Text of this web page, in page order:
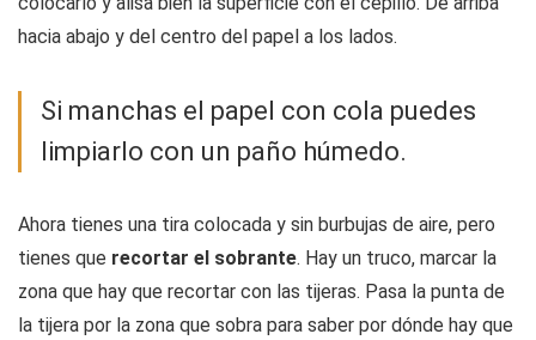
hacia abajo y del centro del papel a los lados.
Si manchas el papel con cola puedes
limpiarlo con un paño húmedo.
Ahora tienes una tira colocada y sin burbujas de aire, pero
tienes que recortar el sobrante. Hay un truco, marcar la
zona que hay que recortar con las tijeras. Pasa la punta de
la tijera por la zona que sobra para saber por dónde hay que